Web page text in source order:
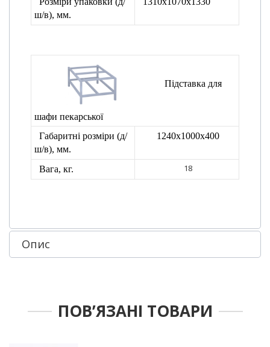
ш/в), мм.
Підставка для
шафи пекарської
Габаритні розміри (д/
ш/в), мм.
1240x1000x400
Вага, кг. 18
Опис
ПОВ’ЯЗАНІ ТОВАРИ